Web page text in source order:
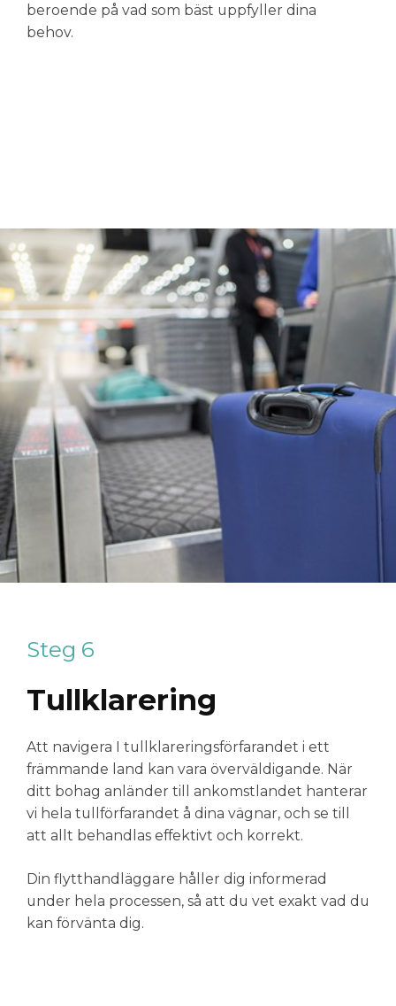
beroende på vad som bäst uppfyller dina
behov.
Steg 6
Tullklarering
Att navigera I tullklareringsförfarandet i ett
främmande land kan vara överväldigande. När
ditt bohag anländer till ankomstlandet hanterar
vi hela tullförfarandet å dina vägnar, och se till
att allt behandlas effektivt och korrekt.
Din flytthandläggare håller dig informerad
under hela processen, så att du vet exakt vad du
kan förvänta dig.